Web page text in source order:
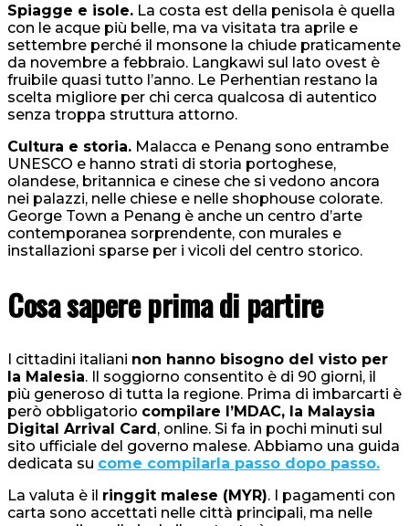
Spiagge e isole. La costa est della penisola è quella
con le acque più belle, ma va visitata tra aprile e
settembre perché il monsone la chiude praticamente
da novembre a febbraio. Langkawi sul lato ovest è
fruibile quasi tutto l’anno. Le Perhentian restano la
scelta migliore per chi cerca qualcosa di autentico
senza troppa struttura attorno.
Cultura e storia. Malacca e Penang sono entrambe
UNESCO e hanno strati di storia portoghese,
olandese, britannica e cinese che si vedono ancora
nei palazzi, nelle chiese e nelle shophouse colorate.
George Town a Penang è anche un centro d’arte
contemporanea sorprendente, con murales e
installazioni sparse per i vicoli del centro storico.
Cosa sapere prima di partire
I cittadini italiani non hanno bisogno del visto per
la Malesia. Il soggiorno consentito è di 90 giorni, il
più generoso di tutta la regione. Prima di imbarcarti è
però obbligatorio compilare l’MDAC, la Malaysia
Digital Arrival Card, online. Si fa in pochi minuti sul
sito ufficiale del governo malese. Abbiamo una guida
dedicata su come compilarla passo dopo passo.
La valuta è il ringgit malese (MYR). I pagamenti con
carta sono accettati nelle città principali, ma nelle